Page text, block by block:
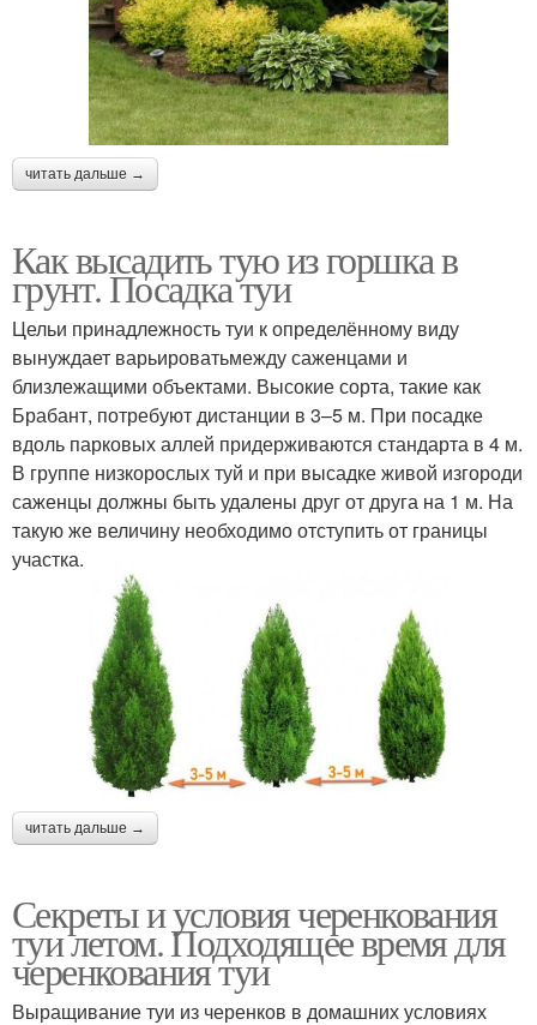
читать дальше →
Как высадить тую из горшка в
грунт. Посадка туи
Цельи принадлежность туи к определённому виду
вынуждает варьироватьмежду саженцами и
близлежащими объектами. Высокие сорта, такие как
Брабант, потребуют дистанции в 3–5 м. При посадке
вдоль парковых аллей придерживаются стандарта в 4 м.
В группе низкорослых туй и при высадке живой изгороди
саженцы должны быть удалены друг от друга на 1 м. На
такую же величину необходимо отступить от границы
участка.
читать дальше →
Секреты и условия черенкования
туи летом. Подходящее время для
черенкования туи
Выращивание туи из черенков в домашних условиях